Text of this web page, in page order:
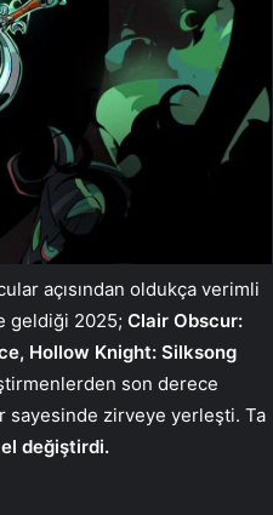
açısından oldukça verimli
geldiği 2025; Clair Obscur:
Hollow Knight: Silksong
son derece
sayesinde zirveye yerleşti. Ta
el değiştirdi.